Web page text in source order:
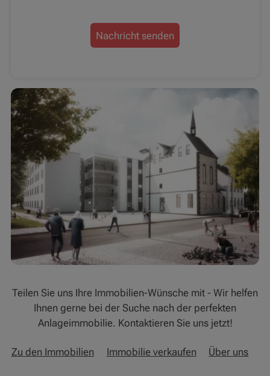
Nachricht senden
Teilen Sie uns Ihre Immobilien-Wünsche mit - Wir helfen
Ihnen gerne bei der Suche nach der perfekten
Anlageimmobilie. Kontaktieren Sie uns jetzt!
Zu den Immobilien Immobilie verkaufen Über uns